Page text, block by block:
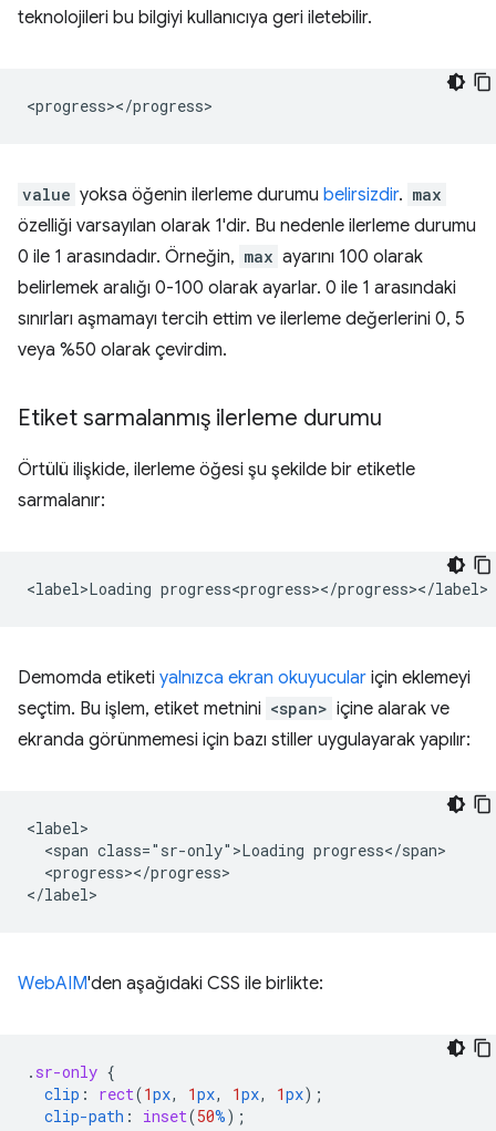
teknolojileri bu bilgiyi kullanıcıya geri iletebilir.
value yoksa öğenin ilerleme durumu belirsizdir. max
özelliği varsayılan olarak 1'dir. Bu nedenle ilerleme durumu
0 ile 1 arasındadır. Örneğin, max ayarını 100 olarak
belirlemek aralığı 0-100 olarak ayarlar. 0 ile 1 arasındaki
sınırları aşmamayı tercih ettim ve ilerleme değerlerini 0, 5
veya %50 olarak çevirdim.
Etiket sarmalanmış ilerleme durumu
Örtülü ilişkide, ilerleme öğesi şu şekilde bir etiketle
sarmalanır:
Demomda etiketi yalnızca ekran okuyucular için eklemeyi
seçtim. Bu işlem, etiket metnini <span> içine alarak ve
ekranda görünmemesi için bazı stiller uygulayarak yapılır:
<label>
  <span class="sr-only">Loading progress</span>
  <progress></progress>
WebAIM'den aşağıdaki CSS ile birlikte:
. sr-only {
clip : rect(1px, 1px, 1px, 1px);
clip-path : inset(50%);